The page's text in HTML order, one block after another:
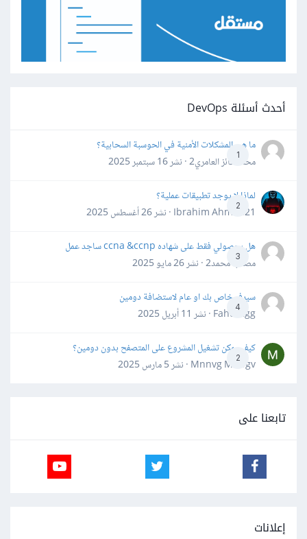
أحدث أسئلة DevOps
1
ما هي المشكلات الأمنية في الحوسبة السحابية؟
محمد فائز العامري2 · نشر
16 سبتمبر 2025
2
لماذا لا يوجد تطبيقات عملية؟
Ibrahim Ahmed21 · نشر
26 أغسطس 2025
3
هل بحصولي فقط على شهاده ccna &ccnp ساجد عمل
مصعب محمد2 · نشر
26 مايو 2025
4
سيرفر خاص بك او عام لاستضافة دومين
Fahd Ggg · نشر
11 أبريل 2025
2
كيف يمكن تشغيل المشروع على المتصفح بدون دومين؟
Mnnvg Mnbgv · نشر
5 مارس 2025
تابعنا على
إعلانات